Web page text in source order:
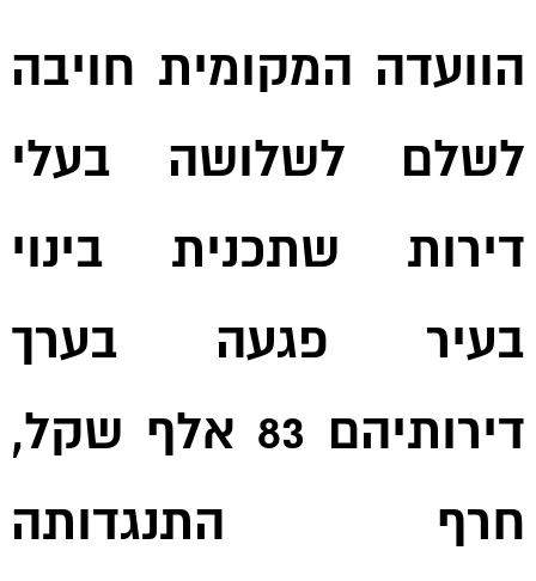
הוועדה המקומית חויבה
לשלם לשלושה בעלי
דירות שתכנית בינוי
בעיר פגעה בערך
דירותיהם 83 אלף שקל,
חרף התנגדותה